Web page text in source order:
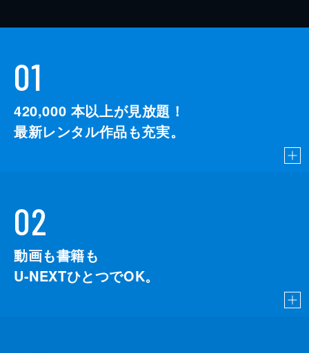
01
420,000 本以上が見放題！
最新レンタル作品も充実。
02
動画も書籍も
U-NEXTひとつでOK。